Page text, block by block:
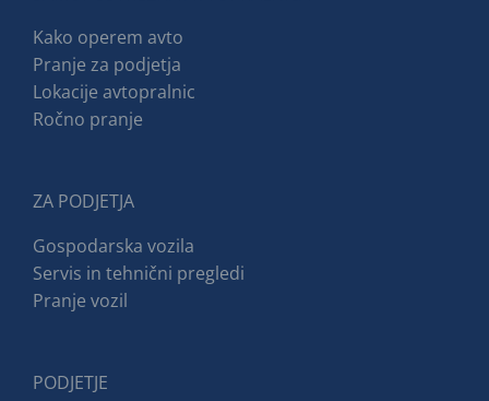
Kako operem avto
Pranje za podjetja
Lokacije avtopralnic
Ročno pranje
ZA PODJETJA
Gospodarska vozila
Servis in tehnični pregledi
Pranje vozil
PODJETJE